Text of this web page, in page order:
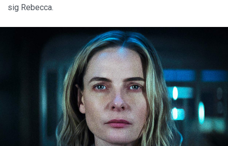
sig Rebecca.